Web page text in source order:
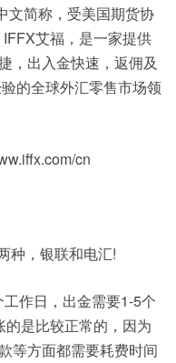
文简称，受美国期货协
艾福，是一家提供
，出入金快速，返佣及
的全球外汇零售市场领
cn
种，银联和电汇!
作日，出金需要1-5个
是比较正常的，因为
等方面都需要耗费时间